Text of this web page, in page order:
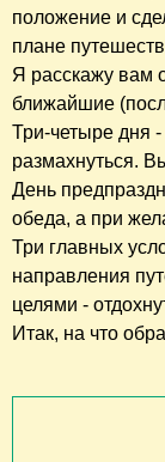
положение и
плане
Я расскажу вам
ближайшие
Три-четыре дня -
размахнуться.
День
обеда, а при
Три главных
направления
целями -
Итак, на что